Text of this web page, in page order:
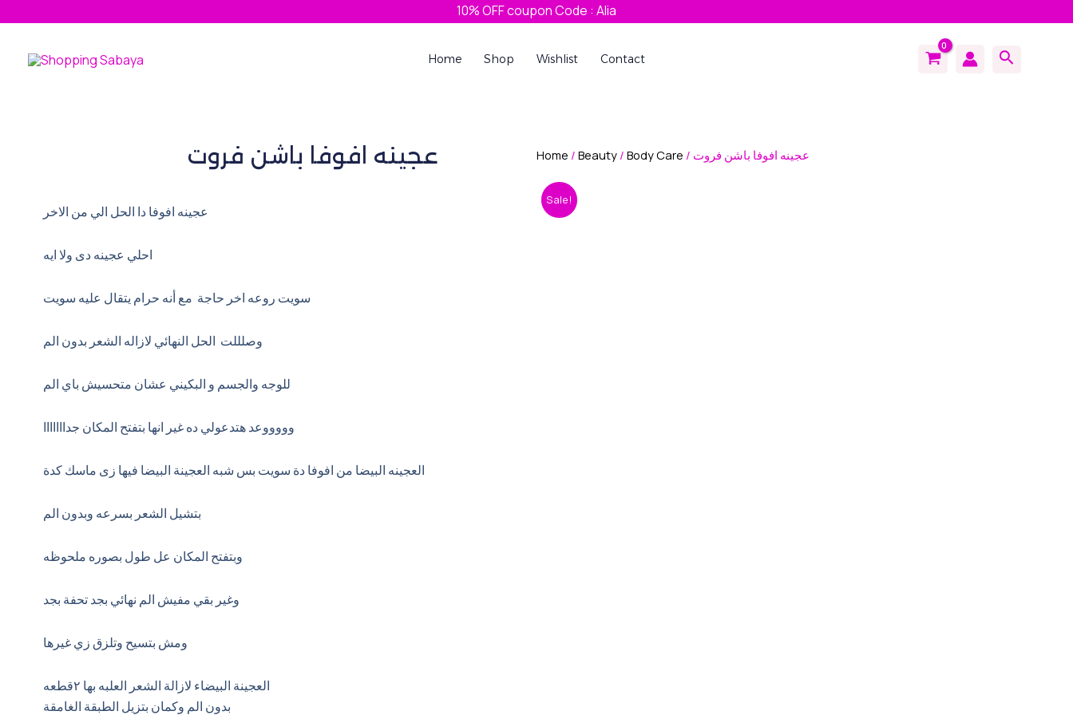
content
10% OFF coupon Code : Alia
Home Shop Wishlist Contact Search
عجينه افوفا باشن فروت
عجينه افوفا دا الحل الي من الاخر
احلي عجينه دى ولا ايه
سويت روعه اخر حاجة مع أنه حرام يتقال عليه سويت
وصلللت الحل النهائي لازاله الشعر بدون الم
للوجه والجسم و البكيني عشان متحسيش باي الم
وووووعد هتدعولي ده غير انها بتفتح المكان جدااااااا
العجينه البيضا من افوفا دة سويت بس شبه العجينة البيضا فيها زى ماسك كدة
بتشيل الشعر بسرعه وبدون الم
وبتفتح المكان عل طول بصوره ملحوظه
وغير بقي مفيش الم نهائي بجد تحفة بجد
ومش بتسيح وتلزق زي غيرها
العجينة البيضاء لازالة الشعر العلبه بها ٢قطعه
بدون الم وكمان بتزيل الطبقة الغامقة
Home / Beauty / Body Care / عجينه افوفا باشن فروت
Sale!